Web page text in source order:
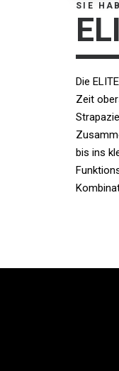
SIE
Die
Zeit
bis ins